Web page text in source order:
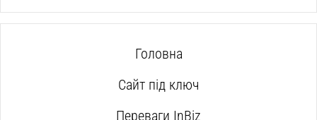
Головна
Сайт під ключ
Переваги InBiz